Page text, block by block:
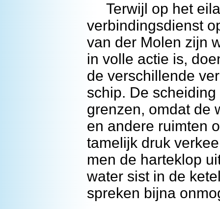
Terwijl op het
verbindingsdienst
van der Molen zijn
in volle actie is,
de verschillende
schip. De
grenzen, omdat de
en andere ruimten
tamelijk druk
men de harteklop
water sist in de
spreken bijna